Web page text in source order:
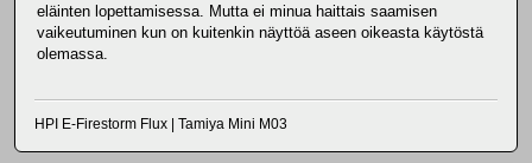
eläinten lopettamisessa. Mutta ei minua haittais saamisen
vaikeutuminen kun on kuitenkin näyttöä aseen oikeasta käytöstä
olemassa.
HPI E-Firestorm Flux | Tamiya Mini M03